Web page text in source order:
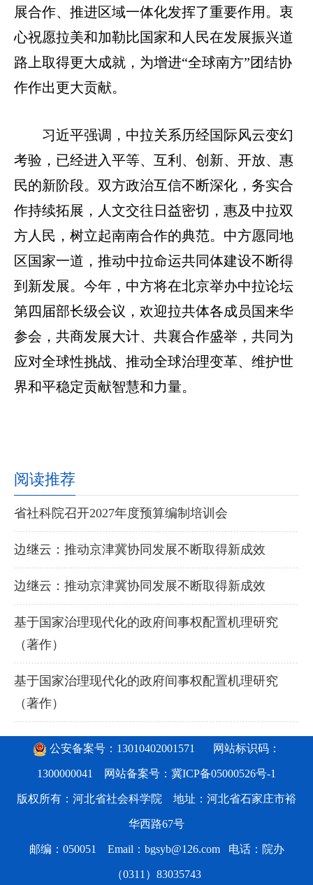
展合作、推进区域一体化发挥了重要作用。衷
心祝愿拉美和加勒比国家和人民在发展振兴道
路上取得更大成就，为增进“全球南方”团结协
作作出更大贡献。
习近平强调，中拉关系历经国际风云变幻
考验，已经进入平等、互利、创新、开放、惠
民的新阶段。双方政治互信不断深化，务实合
作持续拓展，人文交往日益密切，惠及中拉双
方人民，树立起南南合作的典范。中方愿同地
区国家一道，推动中拉命运共同体建设不断得
到新发展。今年，中方将在北京举办中拉论坛
第四届部长级会议，欢迎拉共体各成员国来华
参会，共商发展大计、共襄合作盛举，共同为
应对全球性挑战、推动全球治理变革、维护世
界和平稳定贡献智慧和力量。
阅读推荐
省社科院召开2027年度预算编制培训会
边继云：推动京津冀协同发展不断取得新成效
边继云：推动京津冀协同发展不断取得新成效
基于国家治理现代化的政府间事权配置机理研究
（著作）
基于国家治理现代化的政府间事权配置机理研究
（著作）
公安备案号：13010402001571 网站标识码：
1300000041 网站备案号： 冀ICP备05000526号-1
版权所有：河北省社会科学院 地址：河北省石家庄市裕
华西路67号
邮编：050051 Email：bgsyb@126.com 电话：院办
（0311）83035743